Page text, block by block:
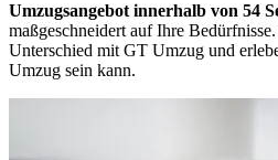
Umzugsangebot innerhalb von 54
maßgeschneidert auf Ihre
Unterschied mit GT Umzug und
Umzug sein kann.